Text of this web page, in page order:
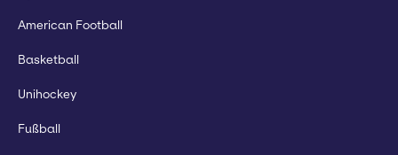
American Football
Basketball
Unihockey
Fußball